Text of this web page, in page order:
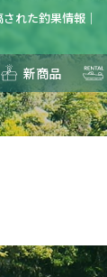
れた釣果情報｜
新商品